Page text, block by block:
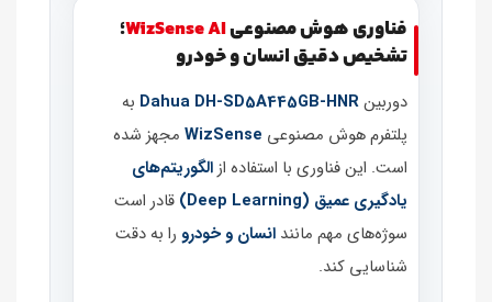
فناوری هوش مصنوعیWizSense AI؛
تشخیص دقیق انسان و خودرو
دوربینDahua DH‑SD5A445GB‑HNR به
پلتفرم هوش مصنوعی WizSense مجهز شده
است. این فناوری با استفاده ازالگوریتم‌های
یادگیری عمیق (Deep Learning)
قادر است
سوژه‌های مهم مانند انسان و خودرو را به دقت
شناسایی کند.